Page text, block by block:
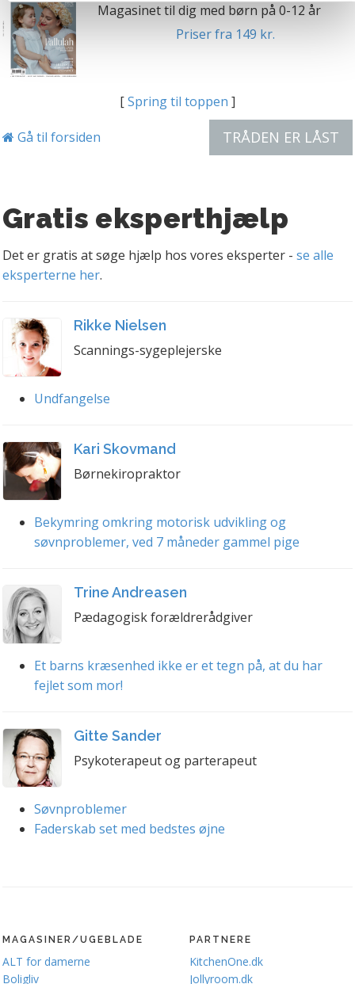
muligvis ikke fungerer optimalt, hvis du ikke accepterer
cookies eller tilbagetrækker et samtykke. Du kan læse
mere om vores brug af cookies og behandling af dine
personoplysninger i forbindelse hermed i både
Magasinet til dig med børn på 0-12 år
Priser fra 149 kr.
[Spring til toppen ]
Gå til forsiden TRÅDEN ER LÅST
Gratis eksperthjælp
Det er gratis at søge hjælp hos vores eksperter - se alle
eksperterne her.
Rikke Nielsen
Scannings-sygeplejerske
Undfangelse
Kari Skovmand
Børnekiropraktor
Bekymring omkring motorisk udvikling og
søvnproblemer, ved 7 måneder gammel pige
Trine Andreasen
Pædagogisk forældrerådgiver
Et barns kræsenhed ikke er et tegn på, at du har
fejlet som mor!
Gitte Sander
Psykoterapeut og parterapeut
Søvnproblemer
Faderskab set med bedstes øjne
MAGASINER/UGEBLADE
ALT for damerne
Boligliv
PARTNERE
KitchenOne.dk
Jollyroom.dk